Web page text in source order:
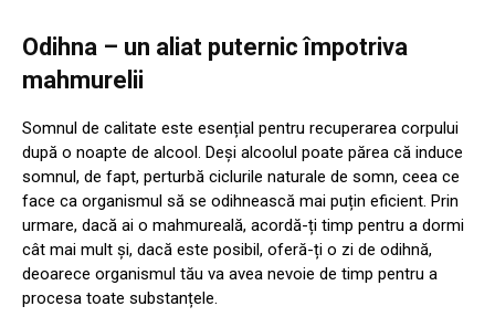
Odihna – un aliat puternic împotriva
mahmurelii
Somnul de calitate este esențial pentru recuperarea corpului
după o noapte de alcool. Deși alcoolul poate părea că induce
somnul, de fapt, perturbă ciclurile naturale de somn, ceea ce
face ca organismul să se odihnească mai puțin eficient. Prin
urmare, dacă ai o mahmureală, acordă-ți timp pentru a dormi
cât mai mult și, dacă este posibil, oferă-ți o zi de odihnă,
deoarece organismul tău va avea nevoie de timp pentru a
procesa toate substanțele.